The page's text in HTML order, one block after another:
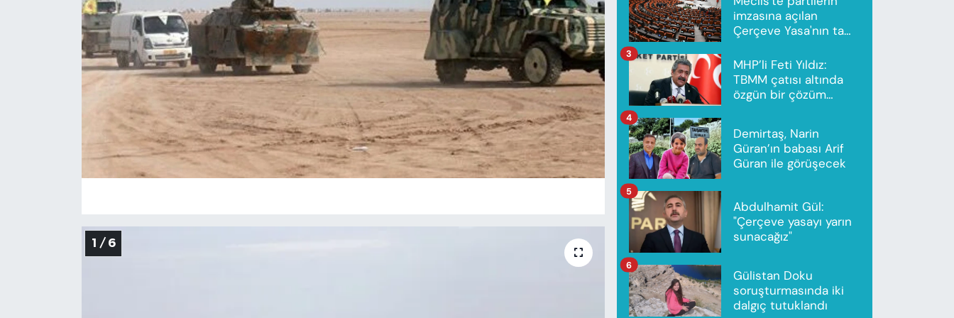
1 / 6
imzasına açılan
Çerçeve Yasa'nın tam
MHP’li Feti Yıldız:
TBMM çatısı altında
özgün bir çözüm
3
Demirtaş, Narin
Güran’ın babası Arif
Güran ile görüşecek
4
Abdulhamit Gül:
"Çerçeve yasayı yarın
sunacağız"
5
Gülistan Doku
soruşturmasında iki
dalgıç tutuklandı
6
SAĞLIK
KÜLTÜR-SANAT
YAZAR KÖŞESİ
SİYASET